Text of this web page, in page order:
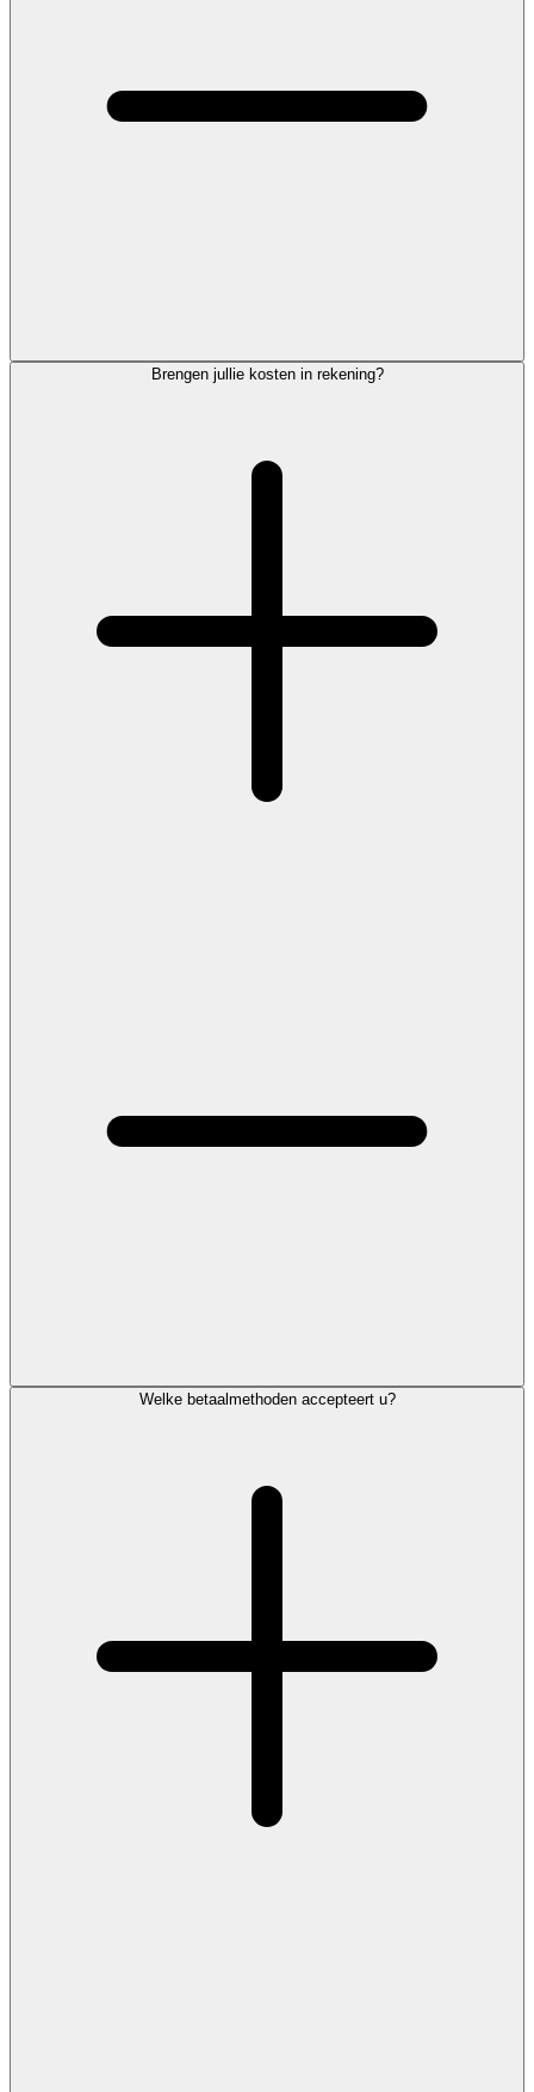
Brengen jullie kosten in rekening?
Welke betaalmethoden accepteert u?